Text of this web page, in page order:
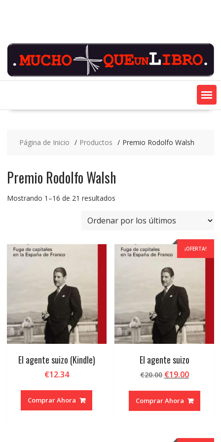
Página de Inicio Productos Premio Rodolfo Walsh
Premio Rodolfo Walsh
Mostrando 1–16 de 21 resultadosOrdenado
los
El agente suizo (Kindle)
€12.34
Comprar Ahora
¡OFERTA!
El agente suizo
€20.00 El
original
era:
€19.00El
actual
es:
Comprar Ahora